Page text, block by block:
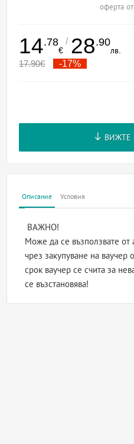
оферта от
14.78
€
/ 28.90
лв.
17.90€ -17%
ВИЖТЕ
Описание Условия
ВАЖНО!
Може да се възползвате от
чрез закупуване на
срок ваучер се счита за
се възстановява!